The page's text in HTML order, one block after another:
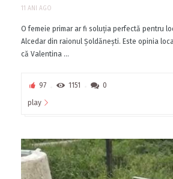
11 ANI AGO
O femeie primar ar fi soluția perfectă pentru
Alcedar din raionul Șoldănești. Este opinia
că Valentina ...
97 1151 0
play